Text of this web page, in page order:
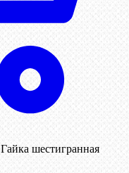
Гайка шестигранная